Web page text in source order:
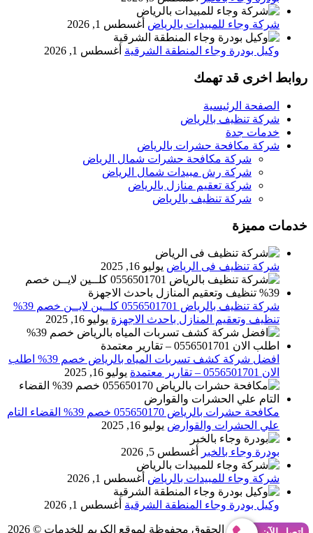
شركة وجاء للمبيدات بالرياض أغسطس 1, 2026
وكيل بودرة وجاء المنطقة الشرقية أغسطس 1, 2026
روابط اخرى قد تهمك
الصفحة الرئيسية
شركة تنظيف بالرياض
خدمات جدة
شركة مكافحة حشرات بالرياض
شركة مكافحة حشرات شمال الرياض
شركة رش مبيدات شمال الرياض
شركة تعقيم منازل بالرياض
شركة تنظيف بالرياض
خدمات مميزة
شركة تنظيف فى الرياض يوليو 16, 2025
شركة تنظيف بالرياض 0556501701 كلــين لايــن خصم 39%
تنظيف وتعقيم المنازل باحدث الاجهزة يوليو 16, 2025
افضل شركة كشف تسربات المياه بالرياض خصم 39% اطلب
الان 0556501701‬‏ – تقارير معتمدة
يوليو 16, 2025
مكافحة حشرات بالرياض 055650170 خصم 39% القضاء التام
علي الحشرات والقوارض يوليو 16, 2025
بودرة وجاء بالخبر أغسطس 5, 2026
شركة وجاء للمبيدات بالرياض أغسطس 1, 2026
وكيل بودرة وجاء المنطقة الشرقية أغسطس 1, 2026
Abo Gomaa جميع الحقوق محفوظة لموقع الكريم للخدمات © 2026